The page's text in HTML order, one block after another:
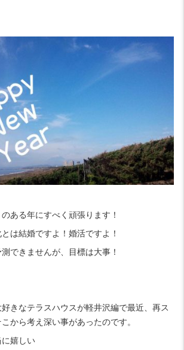
ある年にすべく頑張ります！
は結婚ですよ！婚活ですよ！
できませんが、目標は大事！
きなテラスハウスが軽井沢編で最近、再ス
から考え深い事があったのです。
嬉しい